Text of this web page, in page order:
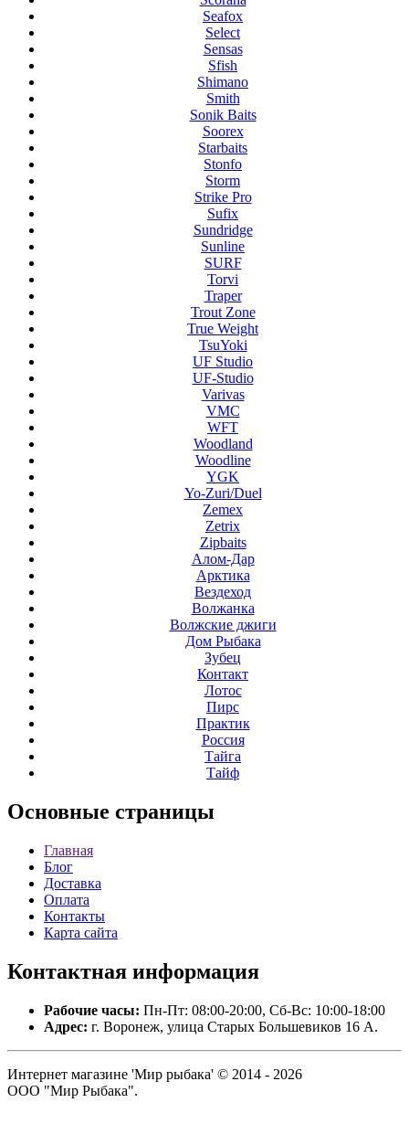
Seafox
Select
Sensas
Sfish
Shimano
Smith
Sonik Baits
Soorex
Starbaits
Stonfo
Storm
Strike Pro
Sufix
Sundridge
Sunline
SURF
Torvi
Traper
Trout Zone
True Weight
TsuYoki
UF Studio
UF-Studio
Varivas
VMC
WFT
Woodland
Woodline
YGK
Yo-Zuri/Duel
Zemex
Zetrix
Zipbaits
Алом-Дар
Арктика
Вездеход
Волжанка
Волжские джиги
Дом Рыбака
Зубец
Контакт
Лотос
Пирс
Практик
Россия
Тайга
Тайф
Основные страницы
Главная
Блог
Доставка
Оплата
Контакты
Карта сайта
Контактная информация
Рабочие часы: Пн-Пт: 08:00-20:00, Сб-Вс: 10:00-18:00
Адрес: г. Воронеж, улица Старых Большевиков 16 А.
Интернет магазине 'Мир рыбака' © 2014 - 2026
ООО "Мир Рыбака".